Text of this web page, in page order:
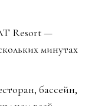
Resort —
минутах
бассейн,